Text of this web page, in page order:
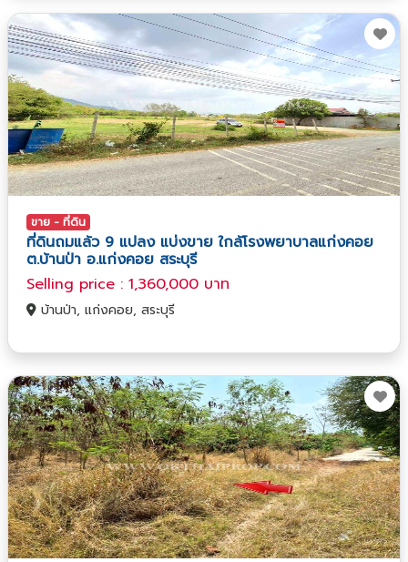
ขาย - ที่ดิน
ที่ดินถมแล้ว 9 แปลง แบ่งขาย ใกล้โรงพยาบาลแก่งคอย
ต.บ้านป่า อ.แก่งคอย สระบุรี
Selling price : 1,360,000 บาท
บ้านป่า, แก่งคอย, สระบุรี